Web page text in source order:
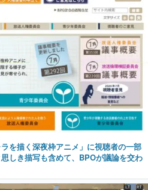
を描く深夜枠アニメ」に視聴者の一部
しき描写も含めて、BPOが議論を交わ